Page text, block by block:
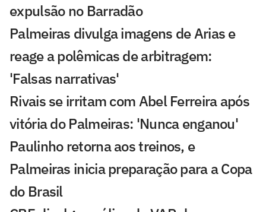
expulsão no Barradão
Palmeiras divulga imagens de Arias e
reage a polêmicas de arbitragem:
'Falsas narrativas'
Rivais se irritam com Abel Ferreira após
vitória do Palmeiras: 'Nunca enganou'
Paulinho retorna aos treinos, e
Palmeiras inicia preparação para a Copa
do Brasil